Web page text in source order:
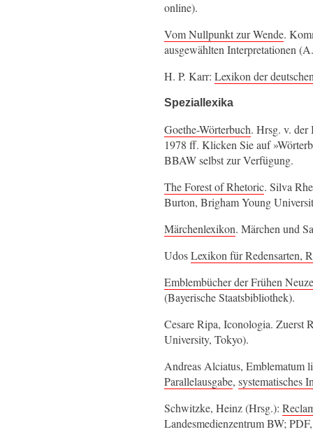
online).
Vom Nullpunkt zur Wende.
ausgewählten Interpretationen
H. P. Karr:Lexikon der
Speziallexika
Goethe-Wörterbuch. Hrsg. v. der
1978 ff. Klicken Sie auf
BBAW selbst zur Verfügung.
The Forest of Rhetoric. Silva
Burton, Brigham Young
Märchenlexikon. Märchen und
UdosLexikon für Redensarten,
Emblembücher der Frühen
(Bayerische Staatsbibliothek).
Cesare Ripa, Iconologia. Zuerst
University, Tokyo).
Andreas Alciatus, Emblematum
Parallelausgabe,systematisches
Schwitzke, Heinz (Hrsg.):
Landesmedienzentrum BW;